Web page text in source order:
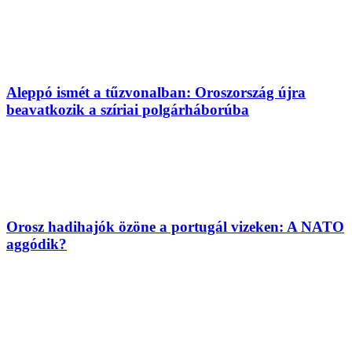
Aleppó ismét a tűzvonalban: Oroszország újra
beavatkozik a szíriai polgárháborúba
Orosz hadihajók özöne a portugál vizeken: A NATO
aggódik?